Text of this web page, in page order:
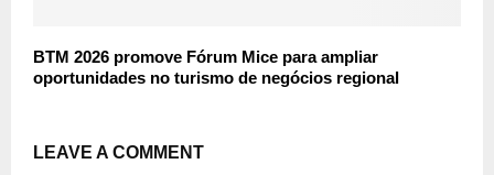
BTM 2026 promove Fórum Mice para ampliar
oportunidades no turismo de negócios regional
LEAVE A COMMENT